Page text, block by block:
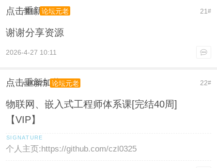
点击重新加载 21#
李郁 论坛元老
谢谢分享资源
2026-4-27 10:11
点击重新加载 22#
czl0325 论坛元老
物联网、嵌入式工程师体系课[完结40周]
【VIP】
个人主页:https://github.com/czl0325